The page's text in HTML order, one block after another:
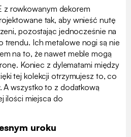
z rowkowanym dekorem
tak, aby wnieść nutę
pozostając jednocześnie na
trendu. Ich metalowe nogi są nie
na to, że nawet meble mogą
Koniec z dylematami między
tej kolekcji otrzymujesz to, co
A wszystko to z dodatkową
ilości miejsca do
uroku